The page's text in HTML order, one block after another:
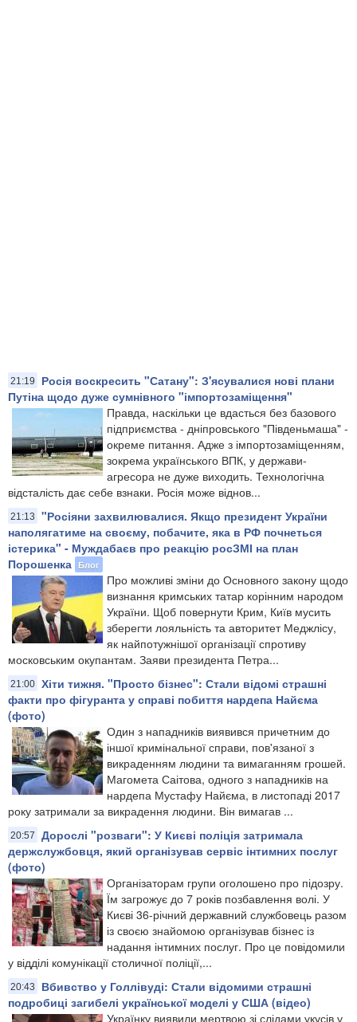
21:19
Росія воскресить "Сатану": З'ясувалися нові плани
Путіна щодо дуже сумнівного "імпортозаміщення"
Правда, наскільки це вдасться без базового
підприємства - дніпровського "Південьмаша" -
окреме питання. Адже з імпортозаміщенням,
зокрема українського ВПК, у держави-
агресора не дуже виходить. Технологічна
відсталість дає себе взнаки. Росія може віднов...
21:13
"Росіяни захвилювалися. Якщо президент України
наполягатиме на своєму, побачите, яка в РФ почнеться
істерика" - Муждабаєв про реакцію росЗМІ на план
Порошенка Блог
Про можливі зміни до Основного закону щодо
визнання кримських татар корінним народом
України. Щоб повернути Крим, Київ мусить
зберегти лояльність та авторитет Меджлісу,
як найпотужнішої організації спротиву
московським окупантам. Заяви президента Петра...
21:00 Хіти тижня. "Просто бізнес": Стали відомі страшні
факти про фігуранта у справі побиття нардепа Найєма
(фото)
Один з нападників виявився причетним до
іншої кримінальної справи, пов'язаної з
викраденням людини та вимаганням грошей.
Магомета Саітова, одного з нападників на
нардепа Мустафу Найєма, в листопаді 2017
року затримали за викрадення людини. Він вимагав ...
20:57
Дорослі "розваги": У Києві поліція затримала
держслужбовця, який організував сервіс інтимних послуг
(фото)
Організаторам групи оголошено про підозру.
Їм загрожує до 7 років позбавлення волі. У
Києві 36-річний державний службовець разом
із своєю знайомою організував бізнес із
надання інтимних послуг. Про це повідомили
у відділі комунікації столичної поліції,...
20:43
Вбивство у Голлівуді: Стали відомими страшні
подробиці загибелі української моделі у США (відео)
Українку виявили мертвою зі слідами укусів у